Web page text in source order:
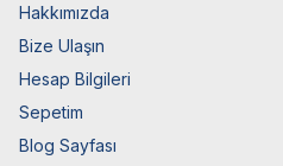
Hakkımızda
Bize Ulaşın
Hesap Bilgileri
Sepetim
Blog Sayfası